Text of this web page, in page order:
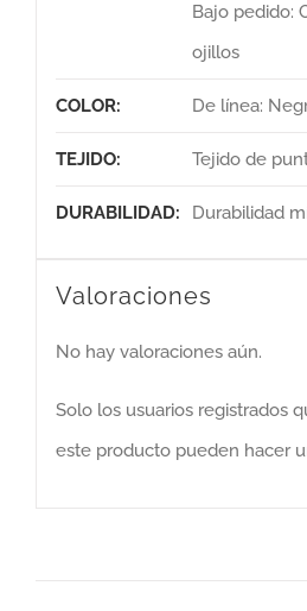
Bajo pedido:
ojillos
COLOR: De línea:
TEJIDO: Tejido de
DURABILIDAD: Durabilidad
Valoraciones
No hay valoraciones aún.
Solo los usuarios registrados
este producto pueden hacer